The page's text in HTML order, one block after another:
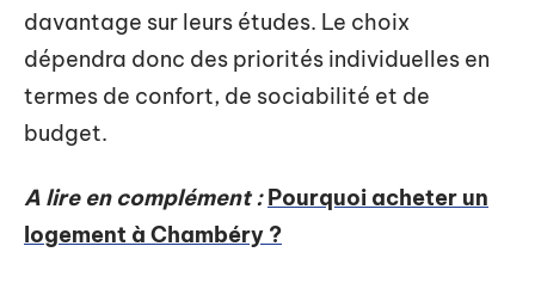
davantage sur leurs études. Le choix
dépendra donc des priorités individuelles en
termes de confort, de sociabilité et de
budget.
A lire en complément : Pourquoi acheter un
logement à Chambéry ?